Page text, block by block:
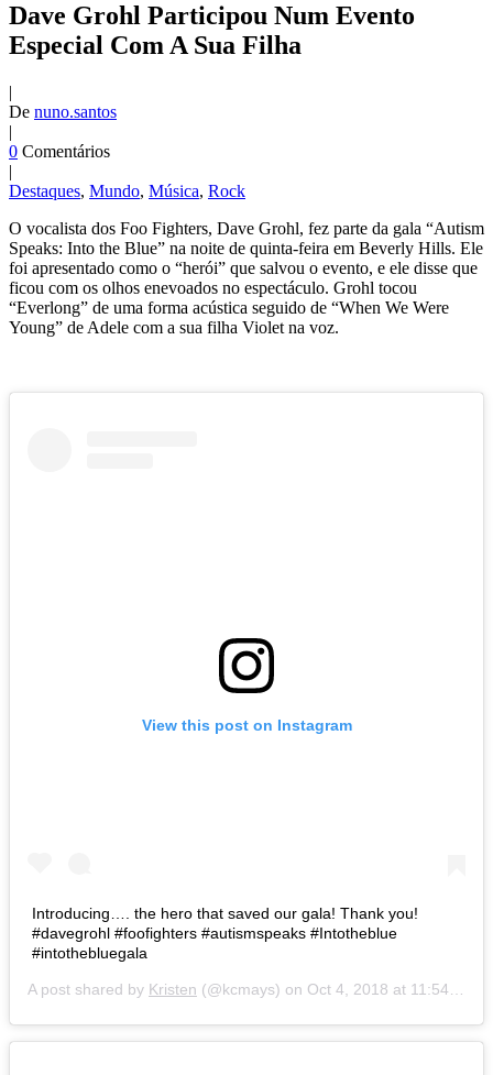
Dave Grohl Participou Num Evento
Especial Com A Sua Filha
|
De nuno.santos
|
0 Comentários
|
Destaques, Mundo, Música, Rock
O vocalista dos Foo Fighters, Dave Grohl, fez parte da gala “Autism
Speaks: Into the Blue” na noite de quinta-feira em Beverly Hills. Ele
foi apresentado como o “herói” que salvou o evento, e ele disse que
ficou com os olhos enevoados no espectáculo. Grohl tocou
“Everlong” de uma forma acústica seguido de “When We Were
Young” de Adele com a sua filha Violet na voz.
View this post on Instagram
Introducing…. the hero that saved our gala! Thank you!
#davegrohl #foofighters #autismspeaks #Intotheblue
#intothebluegala
A post shared by Kristen (@kcmays) on Oct 4, 2018 at 11:54pm PDT